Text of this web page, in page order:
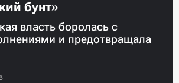
бунт»
власть боролась с
и предотвращала